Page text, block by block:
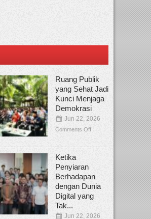
Ruang Publik
yang Sehat Jadi
Kunci Menjaga
Demokrasi
Jun 22, 2026
Comments Off
Ketika
Penyiaran
Berhadapan
dengan Dunia
Digital yang
Tak...
Jun 22, 2026